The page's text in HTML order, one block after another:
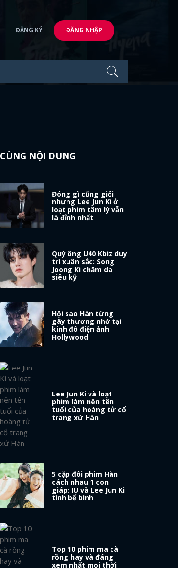
ĐĂNG KÝ ĐĂNG NHẬP
CÙNG NỘI DUNG
Đóng gì cũng giỏi
nhưng Lee Jun Ki ở
loạt phim tâm lý vẫn
là đỉnh nhất
Quý ông U40 Kbiz duy
trì xuân sắc: Song
Joong Ki chăm da
siêu kỹ
Hội sao Hàn từng
gây thương nhớ tại
kinh đô điện ảnh
Hollywood
Lee Jun Ki và loạt
phim làm nên tên
tuổi của hoàng tử cổ
trang xứ Hàn
5 cặp đôi phim Hàn
cách nhau 1 con
giáp: IU và Lee Jun Ki
tình bể bình
Top 10 phim ma cà
rồng hay và đáng
xem nhất mọi thời